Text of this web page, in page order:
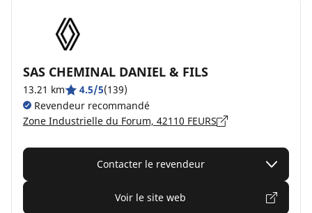
SAS CHEMINAL DANIEL & FILS
13.21 km 4.5/5(139)
Revendeur recommandé
Zone Industrielle du Forum, 42110 FEURS
Contacter le revendeur
Voir le site web